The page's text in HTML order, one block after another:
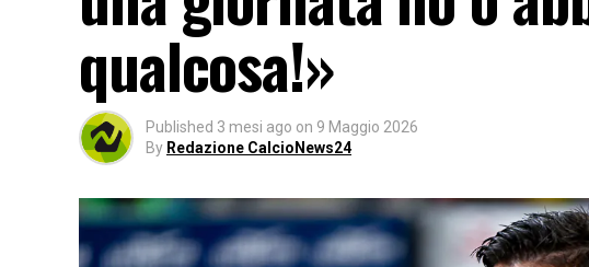
qualcosa!»
Published 3 mesi ago on 9 Maggio 2026
By Redazione CalcioNews24